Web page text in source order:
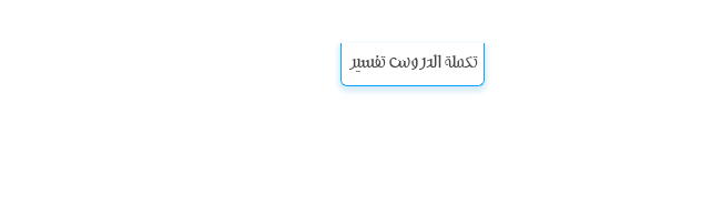
تكملة الدروس تفسير